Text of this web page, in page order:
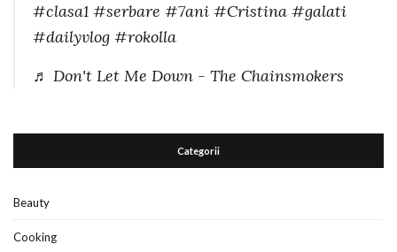
#clasa1 #serbare #7ani #Cristina #galati
#dailyvlog #rokolla
♬ Don't Let Me Down - The Chainsmokers
Categorii
Beauty
Cooking